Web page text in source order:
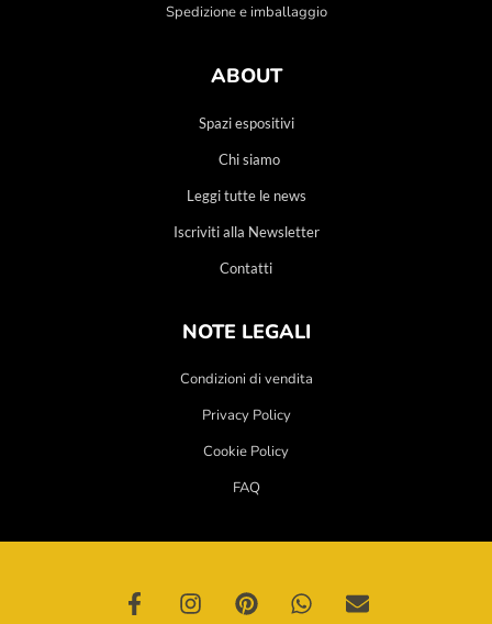
Spedizione e imballaggio
ABOUT
Spazi espositivi
Chi siamo
Leggi tutte le news
Iscriviti alla Newsletter
Contatti
NOTE LEGALI
Condizioni di vendita
Privacy Policy
Cookie Policy
FAQ